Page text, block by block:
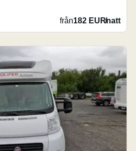
från182 EUR/natt